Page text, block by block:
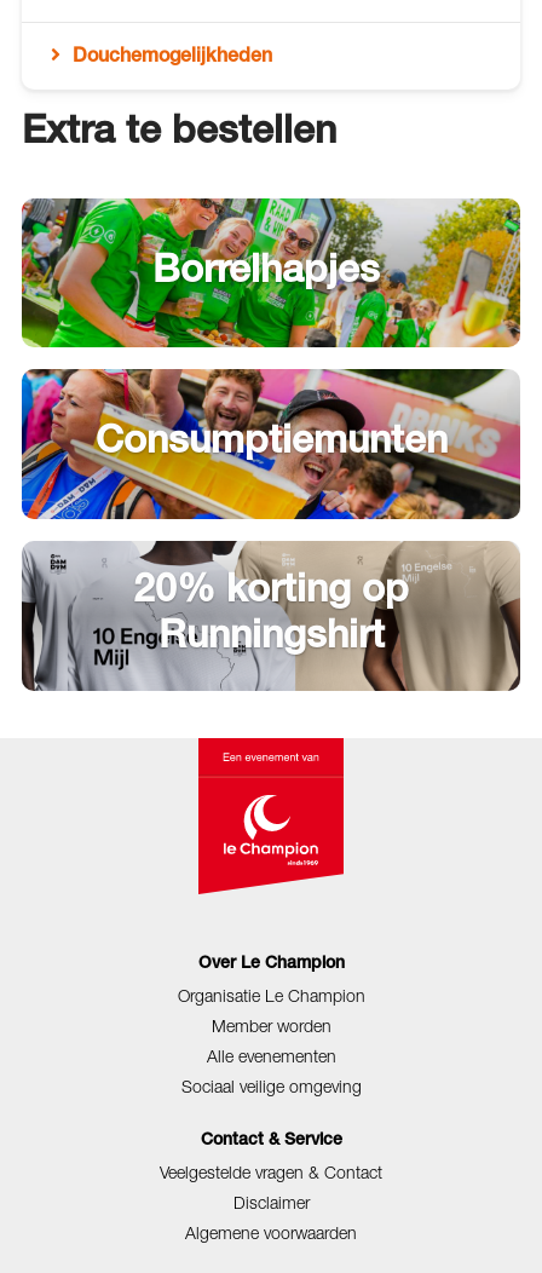
Douchemogelijkheden
Extra te bestellen
Borrelhapjes
Consumptiemunten
20% korting op
Runningshirt
Over Le Champion
Organisatie Le Champion
Member worden
Alle evenementen
Sociaal veilige omgeving
Contact & Service
Veelgestelde vragen & Contact
Disclaimer
Algemene voorwaarden